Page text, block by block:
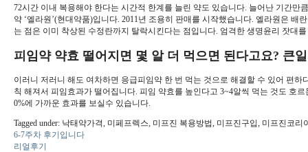
72시간 이내 복용해야 한다는 시간적 한계를 늘린 약도 있습니다. 늘어난 기간
약 ‘엘라원’(현대약품)입니다. 2011년 조용히 판매를 시작했습니다. 엘라원은
는 점은 이미 착상된 수정란까지 탈락시킨다는 점입니다. 엄격한 생명윤리 잣대
피임약 약효 떨어지면 몇 알 더 먹으면 된다고요? 큰
이러니 저러니 해도 여차하면 응급피임약 한 번 먹는 것으로 해결할 수 있어 편
칙 해져서 피임효과가 떨어집니다. 피임 약효를 높인다고 3~4알씩 먹는 것도 호
0%에 가까운 효과를 보실수 있습니다.
Tagged under: 낙태약가격, 미페프렉스, 미프진 복용방법, 미프진구입, 미프진코
6-7주차 후기입니다
리얼후기